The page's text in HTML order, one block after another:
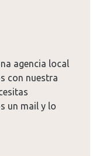
agencia local
con nuestra
un mail y lo